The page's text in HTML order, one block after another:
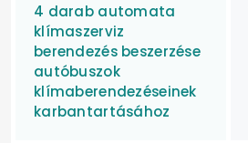
4 darab automata
klímaszerviz
berendezés beszerzése
autóbuszok
klímaberendezéseinek
karbantartásához